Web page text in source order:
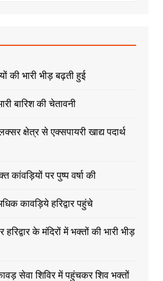
की भारी भीड़ बढ़ती हुई
बारिश की चेतावनी
क्षेत्र से एक्सपायरी खाद्य पदार्थ
कांवड़ियों पर पुष्प वर्षा की
कावड़िये हरिद्वार पहुंचे
के मंदिरों में भक्तों की भारी भीड़
सेवा शिविर में पहुंचकर शिव भक्तों